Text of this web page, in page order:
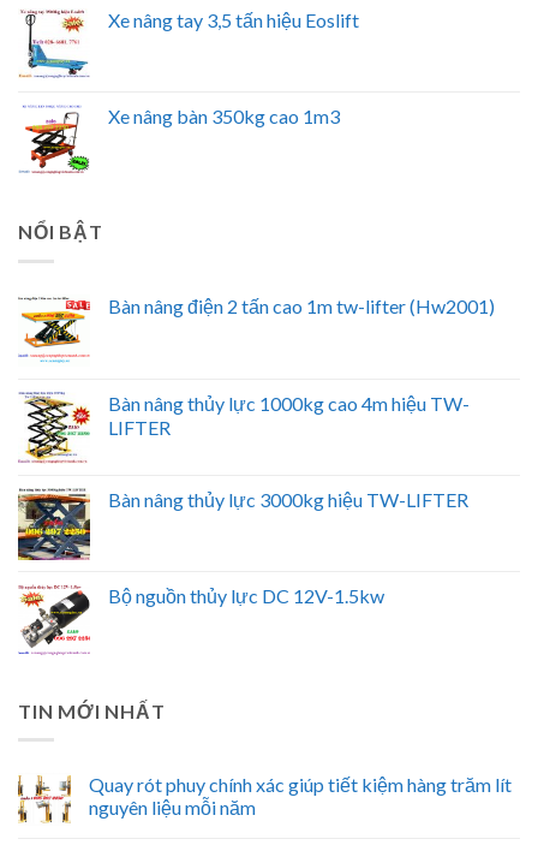
Xe nâng tay 3,5 tấn hiệu Eoslift
Xe nâng bàn 350kg cao 1m3
NỔI BẬT
Bàn nâng điện 2 tấn cao 1m tw-lifter (Hw2001)
Bàn nâng thủy lực 1000kg cao 4m hiệu TW-
LIFTER
Bàn nâng thủy lực 3000kg hiệu TW-LIFTER
Bộ nguồn thủy lực DC 12V-1.5kw
TIN MỚI NHẤT
Quay rót phuy chính xác giúp tiết kiệm hàng trăm lít
nguyên liệu mỗi năm